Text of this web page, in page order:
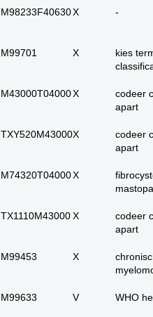
carcinoom
11. alle carcinoma in
12. alle epitheliale
onbekend primair of
14. alle primaire
huidadnex-tumoren
M98233F40630X -
M99701 X
kies
M43000T04000X
codeer
apart
TXY520M43000X
codeer
apart
M74320T04000X
TX1110M43000X
codeer
apart
M99453 X
M99633 V WHO